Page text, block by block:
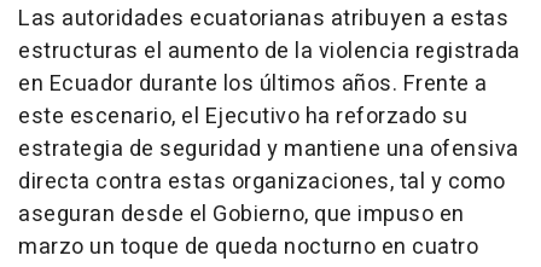
Las autoridades ecuatorianas atribuyen a estas
estructuras el aumento de la violencia registrada
en Ecuador durante los últimos años. Frente a
este escenario, el Ejecutivo ha reforzado su
estrategia de seguridad y mantiene una ofensiva
directa contra estas organizaciones, tal y como
aseguran desde el Gobierno, que impuso en
marzo un toque de queda nocturno en cuatro